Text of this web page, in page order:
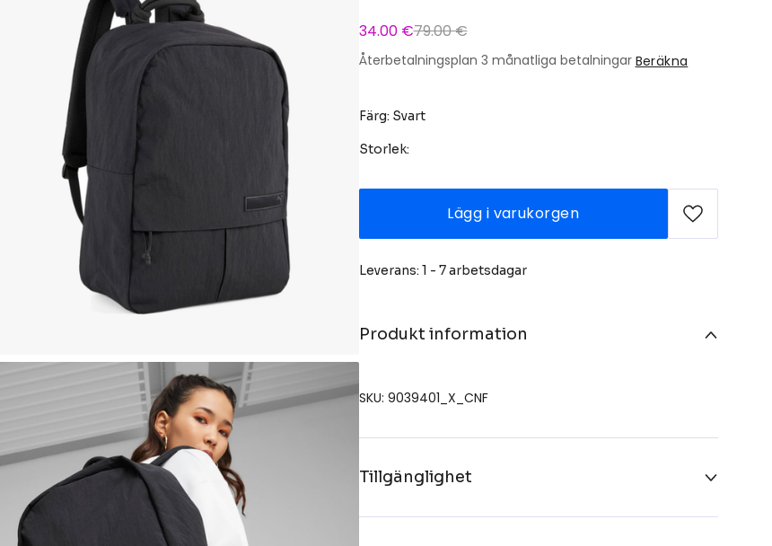
34.00 €79.00 €
Återbetalningsplan 3 månatliga betalningar Beräkna
Färg: Svart
Storlek:
Lägg i varukorgen
Leverans: 1 - 7 arbetsdagar
Produkt information
SKU: 9039401_X_CNF
Tillgänglighet